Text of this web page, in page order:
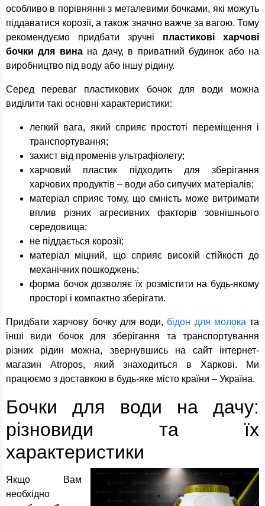
особливо в порівнянні з металевими бочками, які можуть
піддаватися корозії, а також значно важче за вагою. Тому
рекомендуємо придбати зручні пластикові харчові
бочки для винана дачу, в приватний будинок або на
виробництво під воду або іншу рідину.
Серед переваг пластикових бочок для води можна
виділити такі основні характеристики:
легкий вага, який сприяє простоті переміщення і
транспортування;
захист від променів ультрафіолету;
харчовий пластик підходить для зберігання
харчових продуктів – води або сипучих матеріалів;
матеріал сприяє тому, що ємність може витримати
вплив різних агресивних факторів зовнішнього
середовища;
не піддається корозії;
матеріал міцний, що сприяє високій стійкості до
механічних пошкоджень;
форма бочок дозволяє їх розмістити на будь-якому
просторі і компактно зберігати.
Придбати харчову бочку для води, бідон для молока та
інші види бочок для зберігання та транспортування
різних рідин можна, звернувшись на сайт інтернет-
магазин Atropos, який знаходиться в Харкові. Ми
працюємо з доставкою в будь-яке місто країни – Україна.
Бочки для води на дачу:
різновиди та їх
характеристики
Якщо Вам
необхідно